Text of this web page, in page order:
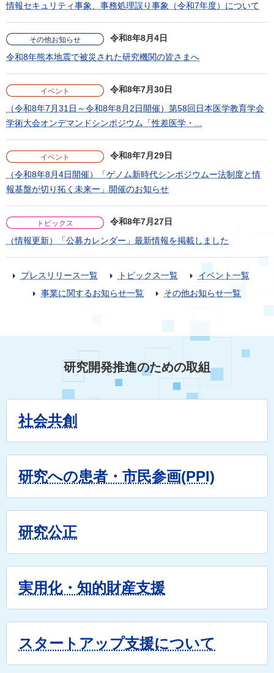
情報セキュリティ事象、事務処理誤り事象（令和7年度）について
令和8年8月4日
その他お知らせ
令和8年熊本地震で被災された研究機関の皆さまへ
令和8年7月30日
イベント
（令和8年7月31日～令和8年8月2日開催）第58回日本医学教育学会
学術大会オンデマンドシンポジウム「性差医学・...
令和8年7月29日
イベント
（令和8年8月4日開催）「ゲノム新時代シンポジウムー法制度と情
報基盤が切り拓く未来ー」開催のお知らせ
令和8年7月27日
トピックス
（情報更新）「公募カレンダー」最新情報を掲載しました
プレスリリース一覧 トピックス一覧
イベント一覧
事業に関するお知らせ一覧
その他お知らせ一覧
研究開発推進のための取組
社会共創
研究への患者・市民参画(PPI)
研究公正
実用化・知的財産支援
スタートアップ支援について